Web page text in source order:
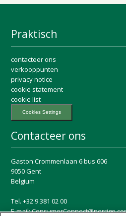
Praktisch
contacteer ons
verkooppunten
privacy notice
cookie statement
cookie list
Cookies Settings
Contacteer ons
Gaston Crommenlaan 6 bus 606
9050 Gent
Belgium
Tel. +32 9 381 02 00
E-mail: